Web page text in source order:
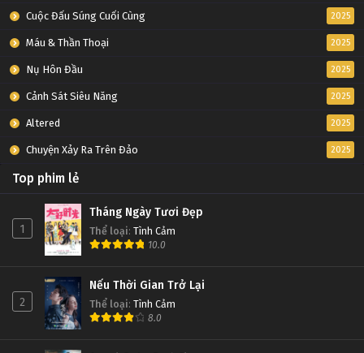
Cuộc Đấu Súng Cuối Cùng 2025
Máu & Thần Thoại 2025
Nụ Hôn Đầu 2025
Cảnh Sát Siêu Năng 2025
Altered 2025
Chuyện Xảy Ra Trên Đảo 2025
Top phim lẻ
1
Tháng Ngày Tươi Đẹp
Thể loại: Tình Cảm
10.0
2
Nếu Thời Gian Trở Lại
Thể loại: Tình Cảm
8.0